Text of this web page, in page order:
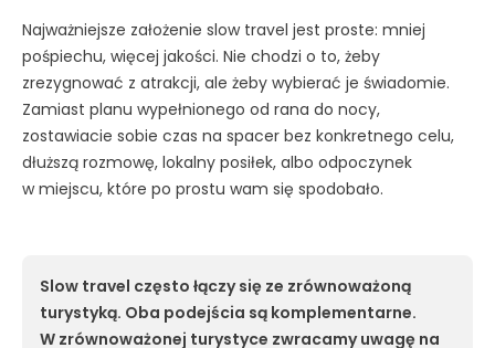
Najważniejsze założenie slow travel jest proste: mniej
pośpiechu, więcej jakości. Nie chodzi o to, żeby
zrezygnować z atrakcji, ale żeby wybierać je świadomie.
Zamiast planu wypełnionego od rana do nocy,
zostawiacie sobie czas na spacer bez konkretnego celu,
dłuższą rozmowę, lokalny posiłek, albo odpoczynek
w miejscu, które po prostu wam się spodobało.
Slow travel często łączy się ze zrównoważoną
turystyką. Oba podejścia są komplementarne.
W zrównoważonej turystyce zwracamy uwagę na